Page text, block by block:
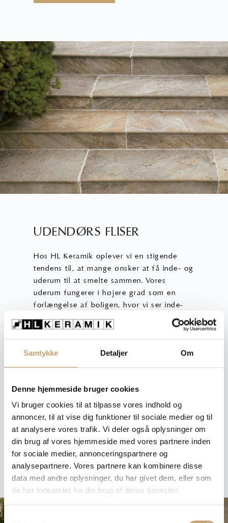
Samtykke Detaljer Om
Denne hjemmeside bruger cookies
Vi bruger cookies til at tilpasse vores indhold og
annoncer, til at vise dig funktioner til sociale medier og til
at analysere vores trafik. Vi deler også oplysninger om
din brug af vores hjemmeside med vores partnere inden
for sociale medier, annonceringspartnere og
analysepartnere. Vores partnere kan kombinere disse
data med andre oplysninger, du har givet dem, eller som
de har indsamlet fra din brug af deres tjenester.
S
UDENDØRS FLISER
Hos HL Keramik oplever vi en stigende
tendens til, at mange ønsker at få inde- og
uderum til at smelte sammen. Vores
uderum fungerer i højere grad som en
forlængelse af boligen, hvor vi ser inde-
og uderum som en samlet helhed.
Udover de skønne trappefliser, forhandler
vi også keramiske udendørs fliser. Fælles
for vores udendørs fliser og vores
variant. Inde- og uderum, terrasser, trapper
og øvrige gangarealer kan altså beklædes
med samme flise for et harmonisk og
æstetisk udtryk.
UDENDØRS FLISER